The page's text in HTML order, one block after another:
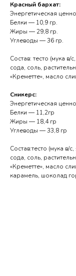
Красный бархат:
Энергетическая
Белки — 10,9 гр.
Жиры — 29,8 гр.
Углеводы — 36 гр.
Состав: тесто (мука
сода, соль,
«Креметте», масло
Сникерс:
Энергетическая
Белки — 11,2гр
Жиры — 18,4 гр
Углеводы — 33,8 гр
Состав:тесто (мука в/
сода, соль,
«Креметте», масло
карамель, шоколад